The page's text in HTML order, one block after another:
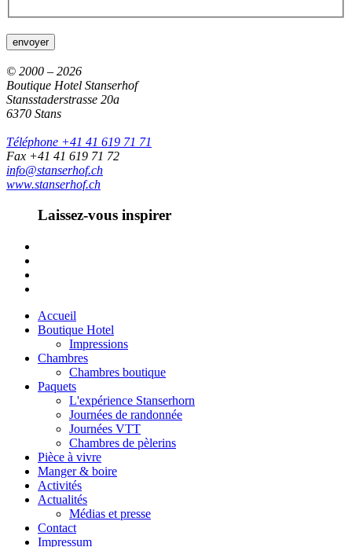
envoyer
© 2000 – 2026
Boutique Hotel Stanserhof
Stansstaderstrasse 20a
6370 Stans
Téléphone +41 41 619 71 71
Fax +41 41 619 71 72
info@stanserhof.ch
www.stanserhof.ch
Laissez-vous inspirer
Accueil
Boutique Hotel
Impressions
Chambres
Chambres boutique
Paquets
L'expérience Stanserhorn
Journées de randonnée
Journées VTT
Chambres de pèlerins
Pièce à vivre
Manger & boire
Activités
Actualités
Médias et presse
Contact
Impressum